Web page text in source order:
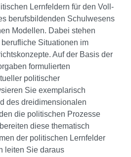
Lernfeldern für den Voll-
berufsbildenden Schulwesens
Modellen. Dabei stehen
Situationen im
Auf der Basis der
formulierten
politischer
Sie exemplarisch
des dreidimensionalen
die politischen Prozesse
diese thematisch
der politischen Lernfelder
leiten Sie daraus